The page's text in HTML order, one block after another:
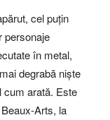
cel puțin
personaje
în metal,
degrabă niște
cum arată. Este
Arts, la